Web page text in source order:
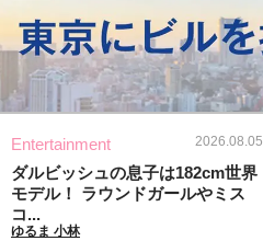
Entertainment 2026.08.05
ダルビッシュの息子は182cm世界
モデル！ ラウンドガールやミス
コ...
ゆるま 小林